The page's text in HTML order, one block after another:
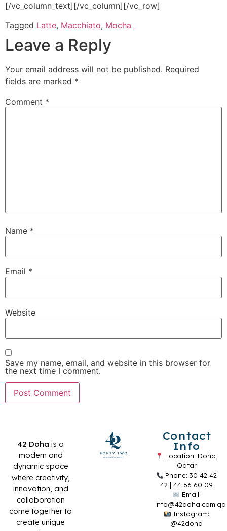
[/vc_column_text][/vc_column][/vc_row]
Tagged Latte, Macchiato, Mocha
Leave a Reply
Your email address will not be published. Required
fields are marked *
Comment *
Name *
Email *
Website
Save my name, email, and website in this browser for
the next time I comment.
42 Doha is a
modern and
dynamic space
where creativity,
innovation, and
collaboration
come together to
create unique
Contact
Info
Location: Doha,
Qatar
Phone: 30 42 42
42 | 44 66 60 09
Email:
info@42doha.com.qa
Instagram:
@42doha